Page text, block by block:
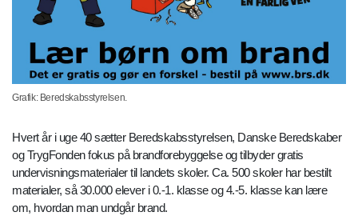
Grafik: Beredskabsstyrelsen.
Hvert år i uge 40 sætter Beredskabsstyrelsen, Danske Beredskaber
og TrygFonden fokus på brandforebyggelse og tilbyder gratis
undervisningsmaterialer til landets skoler. Ca. 500 skoler har bestilt
materialer, så 30.000 elever i 0.-1. klasse og 4.-5. klasse kan lære
om, hvordan man undgår brand.